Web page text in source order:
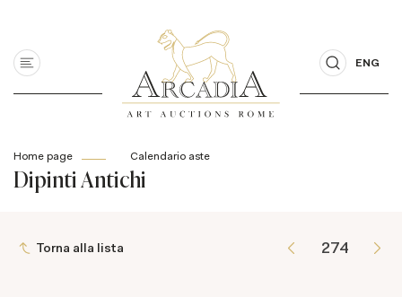
ENG
Home page Calendario aste
Dipinti Antichi
Torna alla lista